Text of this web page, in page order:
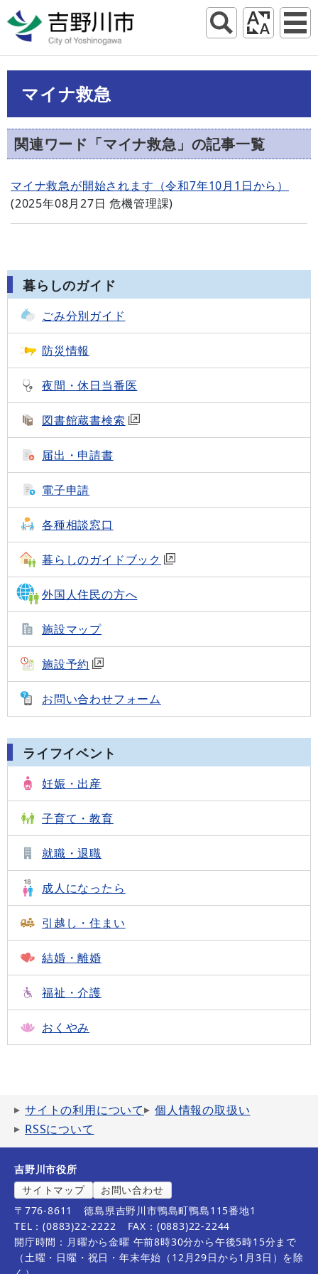
マイナ救急
関連ワード「マイナ救急」の記事一覧
マイナ救急が開始されます（令和7年10月1日から）
(2025年08月27日 危機管理課)
暮らしのガイド
ごみ分別ガイド
防災情報
夜間・休日当番医
図書館蔵書検索
届出・申請書
電子申請
各種相談窓口
暮らしのガイドブック
外国人住民の方へ
施設マップ
施設予約
お問い合わせフォーム
ライフイベント
妊娠・出産
子育て・教育
就職・退職
成人になったら
引越し・住まい
結婚・離婚
福祉・介護
おくやみ
サイトの利用について
個人情報の取扱い
RSSについて
吉野川市役所
サイトマップ
お問い合わせ
〒776-8611
徳島県吉野川市鴨島町鴨島115番地1
TEL：(0883)22-2222
FAX：(0883)22-2244
開庁時間：月曜から金曜 午前8時30分から午後5時15分まで
（土曜・日曜・祝日・年末年始（12月29日から1月3日）を除